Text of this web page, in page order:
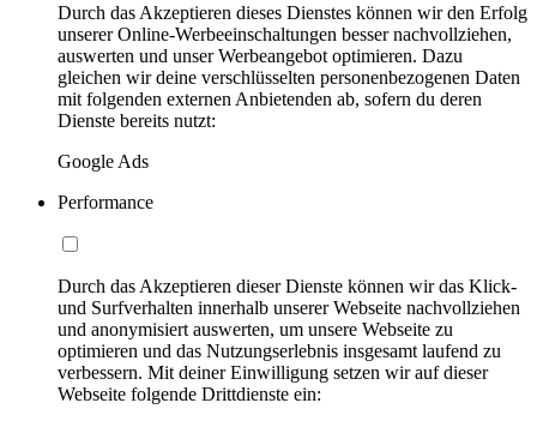
Durch das Akzeptieren dieses Dienstes können wir den Erfolg
unserer Online-Werbeeinschaltungen besser nachvollziehen,
auswerten und unser Werbeangebot optimieren. Dazu
gleichen wir deine verschlüsselten personenbezogenen Daten
mit folgenden externen Anbietenden ab, sofern du deren
Dienste bereits nutzt:
Google Ads
Performance
Durch das Akzeptieren dieser Dienste können wir das Klick-
und Surfverhalten innerhalb unserer Webseite nachvollziehen
und anonymisiert auswerten, um unsere Webseite zu
optimieren und das Nutzungserlebnis insgesamt laufend zu
verbessern. Mit deiner Einwilligung setzen wir auf dieser
Webseite folgende Drittdienste ein: